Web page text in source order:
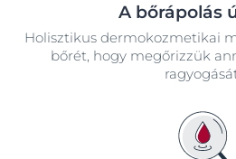
A bőrápolás
Holisztikus dermokozmetikai
bőrét, hogy megőrizzük